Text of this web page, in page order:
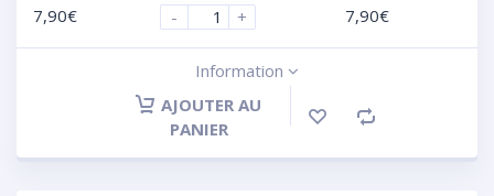
7,90€
-
+
7,90€
Information
AJOUTER AU
PANIER